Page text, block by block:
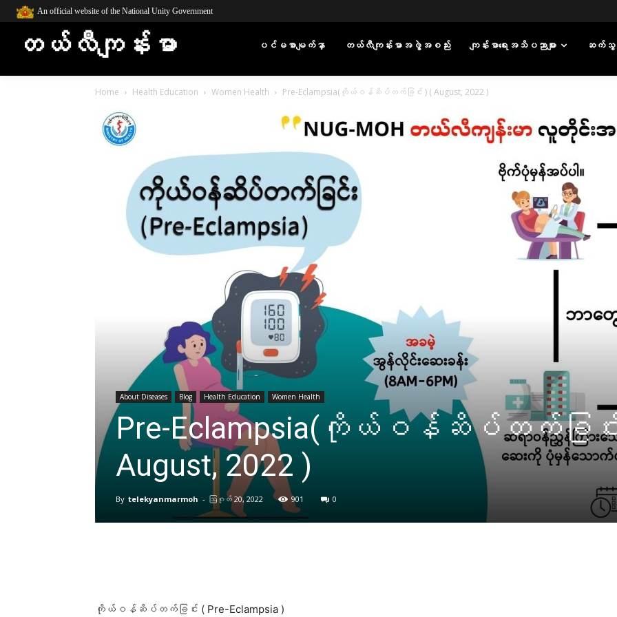
An official website of the National Unity Government
တယ်လီကျန်းမာ ပင်မစာမျက်နှာ တယ်လီကျန်းမာအဖွဲ့အစည်း ကျန်းမာရေးအသိပညာများ ဆက်
Home Health Education Women Health Pre-Eclampsia(ကိုယ်ဝန်ဆိပ်တက်ခြင်း ) ( August, 2022 )
About Diseases Blog Health Education Women Health
Pre-Eclampsia(ကိုယ်ဝန်ဆိပ်တက်ခြင်
August, 2022 )
By telekyanmarmoh - ဩဂုတ် 20, 2022 901 0
ကိုယ်ဝန်ဆိပ်တက်ခြင်း ( Pre-Eclampsia )